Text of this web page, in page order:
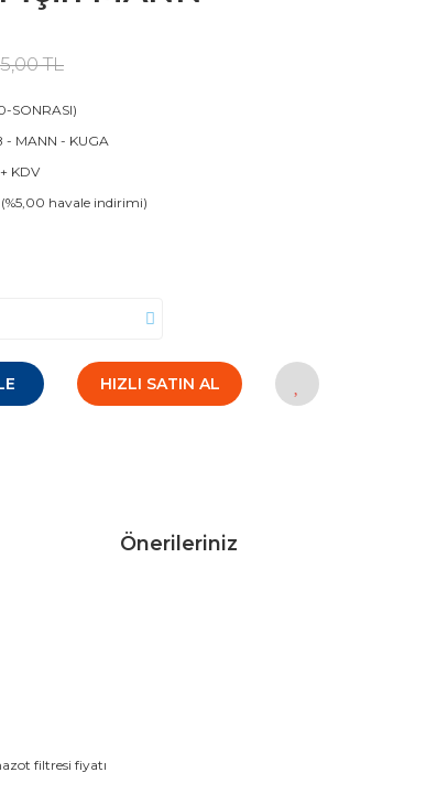
TL
SONRASI)
- MANN - KUGA
KDV
havale indirimi)
HIZLI SATIN AL
Önerileriniz
iletebilirsiniz.
filtresi fiyatı